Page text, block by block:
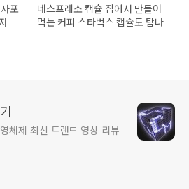
포
네스프레소 캡슐 집에서 만들어
먹는 커피 스타벅스 캡슐도 탐나
체제 최신 트랜드 영상 리뷰